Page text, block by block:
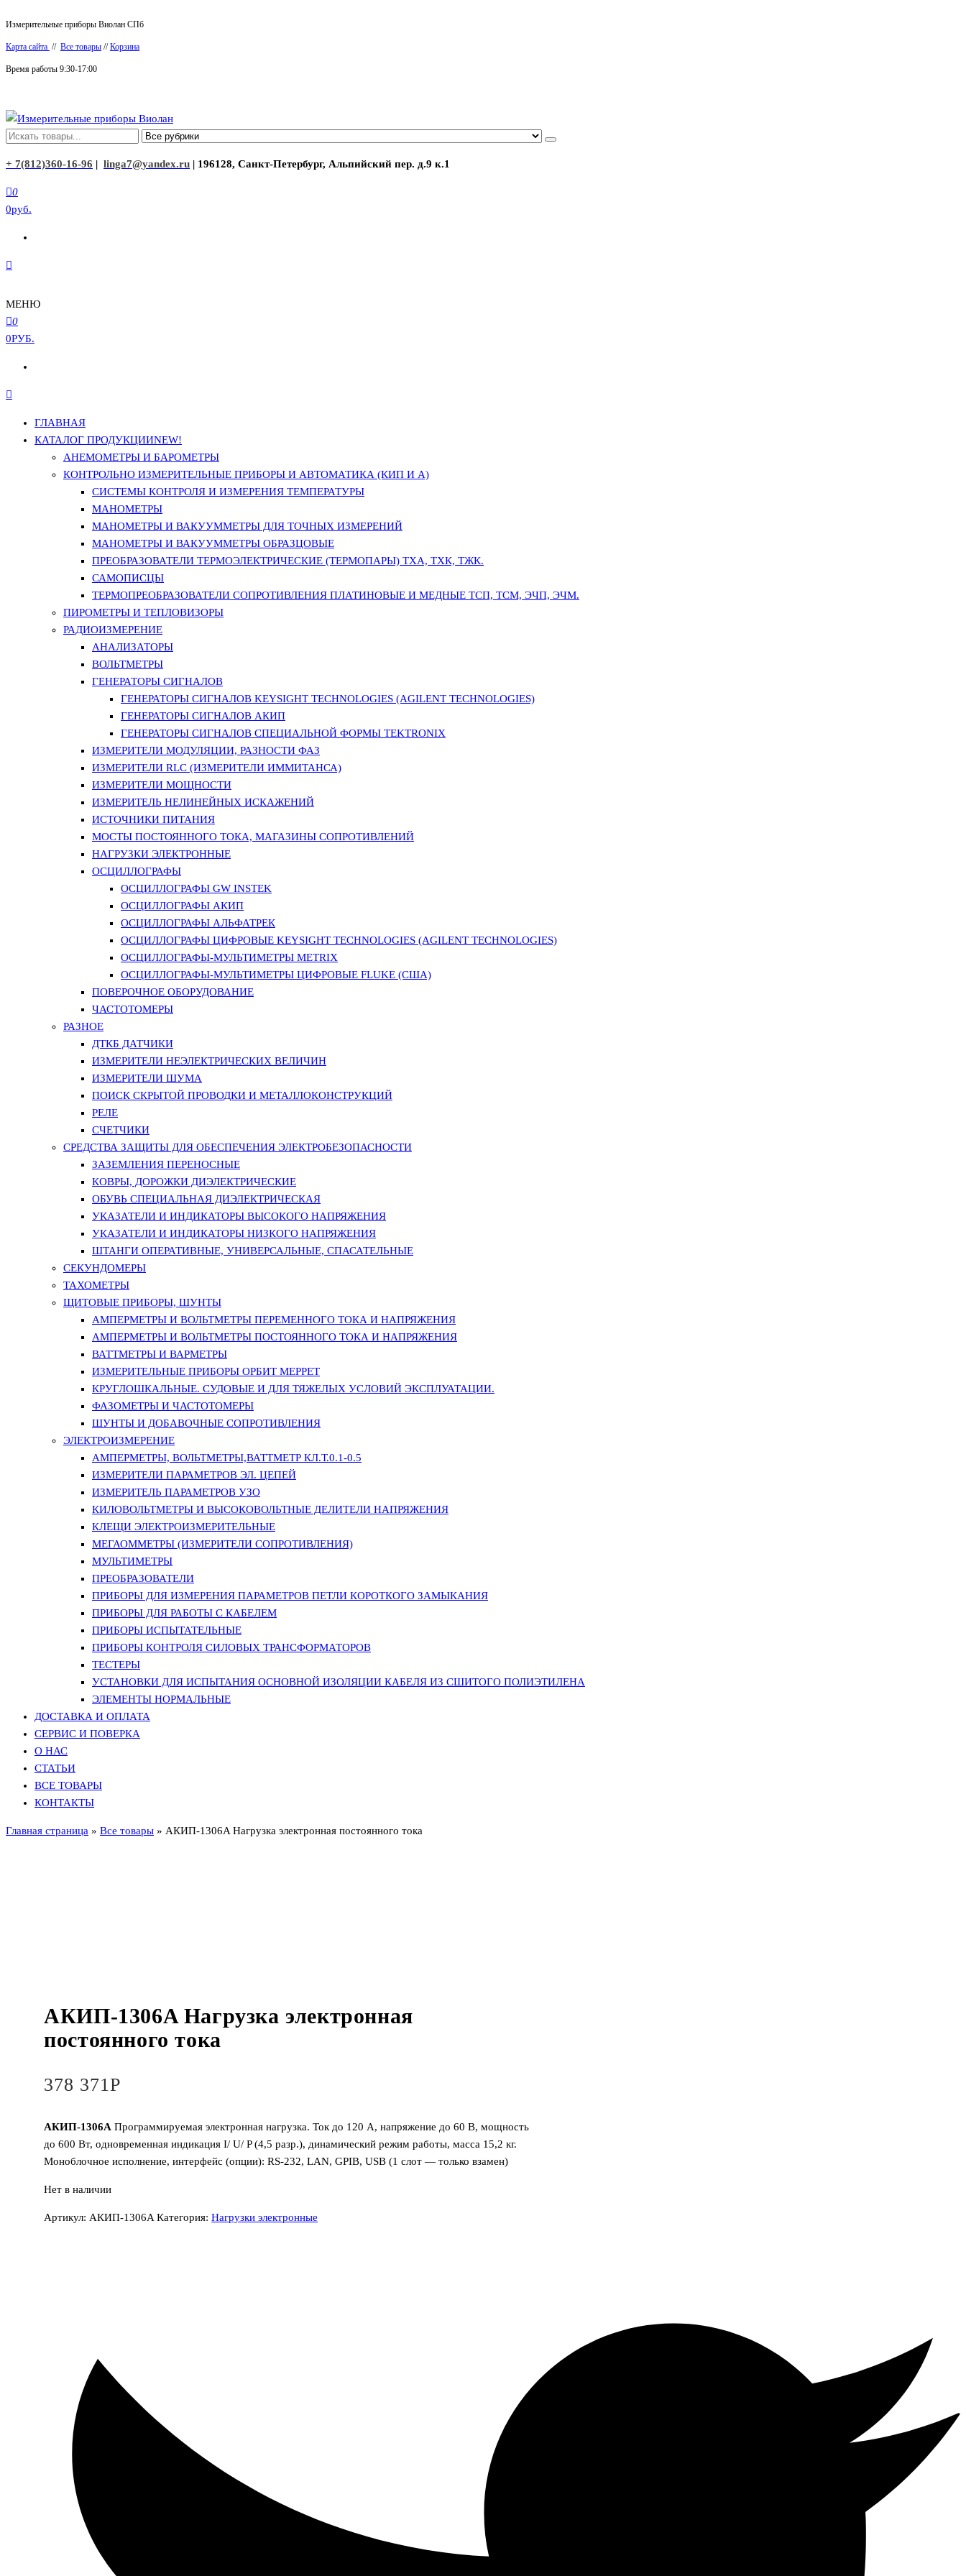
к
содержимому
Измерительные приборы Виолан СПб
Карта сайта // Все товары //Корзина
Время работы 9:30-17:00
Измерительные приборы Виолан
+ 7(812)360-16-96 | linga7@yandex.ru | 196128, Санкт-Петербург, Альпийский пер. д.9 к.1
0
0руб.
МЕНЮ
0
0РУБ.
ГЛАВНАЯ
КАТАЛОГ ПРОДУКЦИИNEW!
АНЕМОМЕТРЫ И БАРОМЕТРЫ
КОНТРОЛЬНО ИЗМЕРИТЕЛЬНЫЕ ПРИБОРЫ И АВТОМАТИКА (КИП И А)
СИСТЕМЫ КОНТРОЛЯ И ИЗМЕРЕНИЯ ТЕМПЕРАТУРЫ
МАНОМЕТРЫ
МАНОМЕТРЫ И ВАКУУММЕТРЫ ДЛЯ ТОЧНЫХ ИЗМЕРЕНИЙ
МАНОМЕТРЫ И ВАКУУММЕТРЫ ОБРАЗЦОВЫЕ
ПРЕОБРАЗОВАТЕЛИ ТЕРМОЭЛЕКТРИЧЕСКИЕ (ТЕРМОПАРЫ) ТХА, ТХК, ТЖК.
САМОПИСЦЫ
ТЕРМОПРЕОБРАЗОВАТЕЛИ СОПРОТИВЛЕНИЯ ПЛАТИНОВЫЕ И МЕДНЫЕ ТСП, ТСМ, ЭЧП, ЭЧМ.
ПИРОМЕТРЫ И ТЕПЛОВИЗОРЫ
РАДИОИЗМЕРЕНИЕ
АНАЛИЗАТОРЫ
ВОЛЬТМЕТРЫ
ГЕНЕРАТОРЫ СИГНАЛОВ
ГЕНЕРАТОРЫ СИГНАЛОВ KEYSIGHT TECHNOLOGIES (AGILENT TECHNOLOGIES)
ГЕНЕРАТОРЫ СИГНАЛОВ АКИП
ГЕНЕРАТОРЫ СИГНАЛОВ СПЕЦИАЛЬНОЙ ФОРМЫ TEKTRONIX
ИЗМЕРИТЕЛИ МОДУЛЯЦИИ, РАЗНОСТИ ФАЗ
ИЗМЕРИТЕЛИ RLC (ИЗМЕРИТЕЛИ ИММИТАНСА)
ИЗМЕРИТЕЛИ МОЩНОСТИ
ИЗМЕРИТЕЛЬ НЕЛИНЕЙНЫХ ИСКАЖЕНИЙ
ИСТОЧНИКИ ПИТАНИЯ
МОСТЫ ПОСТОЯННОГО ТОКА, МАГАЗИНЫ СОПРОТИВЛЕНИЙ
НАГРУЗКИ ЭЛЕКТРОННЫЕ
ОСЦИЛЛОГРАФЫ
ОСЦИЛЛОГРАФЫ GW INSTEK
ОСЦИЛЛОГРАФЫ АКИП
ОСЦИЛЛОГРАФЫ АЛЬФАТРЕК
ОСЦИЛЛОГРАФЫ ЦИФРОВЫЕ KEYSIGHT TECHNOLOGIES (AGILENT TECHNOLOGIES)
ОСЦИЛЛОГРАФЫ-МУЛЬТИМЕТРЫ METRIX
ОСЦИЛЛОГРАФЫ-МУЛЬТИМЕТРЫ ЦИФРОВЫЕ FLUKE (США)
ПОВЕРОЧНОЕ ОБОРУДОВАНИЕ
ЧАСТОТОМЕРЫ
РАЗНОЕ
ДТКБ ДАТЧИКИ
ИЗМЕРИТЕЛИ НЕЭЛЕКТРИЧЕСКИХ ВЕЛИЧИН
ИЗМЕРИТЕЛИ ШУМА
ПОИСК СКРЫТОЙ ПРОВОДКИ И МЕТАЛЛОКОНСТРУКЦИЙ
РЕЛЕ
СЧЕТЧИКИ
СРЕДСТВА ЗАЩИТЫ ДЛЯ ОБЕСПЕЧЕНИЯ ЭЛЕКТРОБЕЗОПАСНОСТИ
ЗАЗЕМЛЕНИЯ ПЕРЕНОСНЫЕ
КОВРЫ, ДОРОЖКИ ДИЭЛЕКТРИЧЕСКИЕ
ОБУВЬ СПЕЦИАЛЬНАЯ ДИЭЛЕКТРИЧЕСКАЯ
УКАЗАТЕЛИ И ИНДИКАТОРЫ ВЫСОКОГО НАПРЯЖЕНИЯ
УКАЗАТЕЛИ И ИНДИКАТОРЫ НИЗКОГО НАПРЯЖЕНИЯ
ШТАНГИ ОПЕРАТИВНЫЕ, УНИВЕРСАЛЬНЫЕ, СПАСАТЕЛЬНЫЕ
СЕКУНДОМЕРЫ
ТАХОМЕТРЫ
ЩИТОВЫЕ ПРИБОРЫ, ШУНТЫ
АМПЕРМЕТРЫ И ВОЛЬТМЕТРЫ ПЕРЕМЕННОГО ТОКА И НАПРЯЖЕНИЯ
АМПЕРМЕТРЫ И ВОЛЬТМЕТРЫ ПОСТОЯННОГО ТОКА И НАПРЯЖЕНИЯ
ВАТТМЕТРЫ И ВАРМЕТРЫ
ИЗМЕРИТЕЛЬНЫЕ ПРИБОРЫ ОРБИТ МЕРРЕТ
КРУГЛОШКАЛЬНЫЕ. СУДОВЫЕ И ДЛЯ ТЯЖЕЛЫХ УСЛОВИЙ ЭКСПЛУАТАЦИИ.
ФАЗОМЕТРЫ И ЧАСТОТОМЕРЫ
ШУНТЫ И ДОБАВОЧНЫЕ СОПРОТИВЛЕНИЯ
ЭЛЕКТРОИЗМЕРЕНИЕ
АМПЕРМЕТРЫ, ВОЛЬТМЕТРЫ,ВАТТМЕТР КЛ.Т.0.1-0.5
ИЗМЕРИТЕЛИ ПАРАМЕТРОВ ЭЛ. ЦЕПЕЙ
ИЗМЕРИТЕЛЬ ПАРАМЕТРОВ УЗО
КИЛОВОЛЬТМЕТРЫ И ВЫСОКОВОЛЬТНЫЕ ДЕЛИТЕЛИ НАПРЯЖЕНИЯ
КЛЕЩИ ЭЛЕКТРОИЗМЕРИТЕЛЬНЫЕ
МЕГАОММЕТРЫ (ИЗМЕРИТЕЛИ СОПРОТИВЛЕНИЯ)
МУЛЬТИМЕТРЫ
ПРЕОБРАЗОВАТЕЛИ
ПРИБОРЫ ДЛЯ ИЗМЕРЕНИЯ ПАРАМЕТРОВ ПЕТЛИ КОРОТКОГО ЗАМЫКАНИЯ
ПРИБОРЫ ДЛЯ РАБОТЫ С КАБЕЛЕМ
ПРИБОРЫ ИСПЫТАТЕЛЬНЫЕ
ПРИБОРЫ КОНТРОЛЯ СИЛОВЫХ ТРАНСФОРМАТОРОВ
ТЕСТЕРЫ
УСТАНОВКИ ДЛЯ ИСПЫТАНИЯ ОСНОВНОЙ ИЗОЛЯЦИИ КАБЕЛЯ ИЗ СШИТОГО ПОЛИЭТИЛЕНА
ЭЛЕМЕНТЫ НОРМАЛЬНЫЕ
ДОСТАВКА И ОПЛАТА
СЕРВИС И ПОВЕРКА
О НАС
СТАТЬИ
ВСЕ ТОВАРЫ
КОНТАКТЫ
Главная страница » Все товары » АКИП-1306A Нагрузка электронная постоянного тока
АКИП-1306A Нагрузка электронная
постоянного тока
378 371Р
АКИП-1306А Программируемая электронная нагрузка. Ток до 120 А, напряжение до 60 В, мощность
до 600 Вт, одновременная индикация I/ U/ P (4,5 разр.), динамический режим работы, масса 15,2 кг.
Моноблочное исполнение, интерфейс (опции): RS-232, LAN, GPIB, USB (1 слот — только взамен)
Нет в наличии
Артикул: АКИП-1306A Категория:Нагрузки электронные